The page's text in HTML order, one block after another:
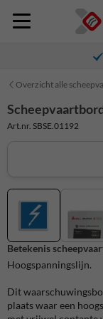
Overzicht alle
Art.nr. SBSE.01192
Betekenis
Hoogspanningslijn.
Dit
plaats waar een